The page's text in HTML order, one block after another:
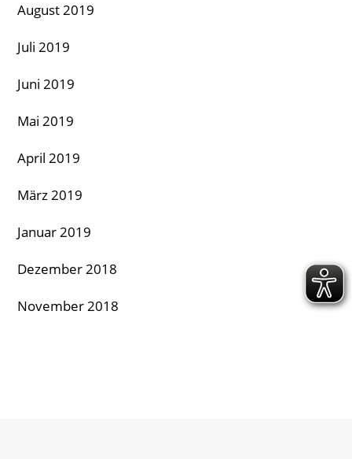
August 2019
Juli 2019
Juni 2019
Mai 2019
April 2019
März 2019
Januar 2019
Dezember 2018
November 2018